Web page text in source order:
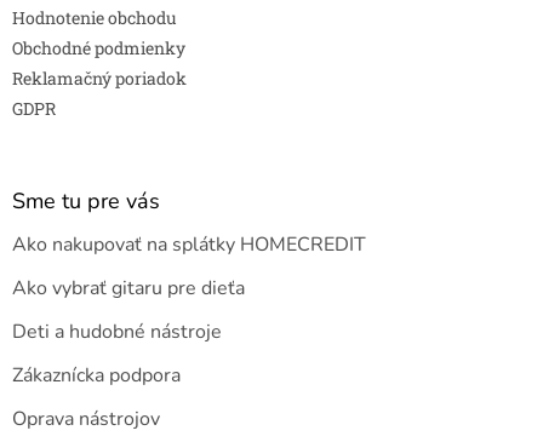
Hodnotenie obchodu
Obchodné podmienky
Reklamačný poriadok
GDPR
Sme tu pre vás
Ako nakupovať na splátky HOMECREDIT
Ako vybrať gitaru pre dieťa
Deti a hudobné nástroje
Zákaznícka podpora
Oprava nástrojov